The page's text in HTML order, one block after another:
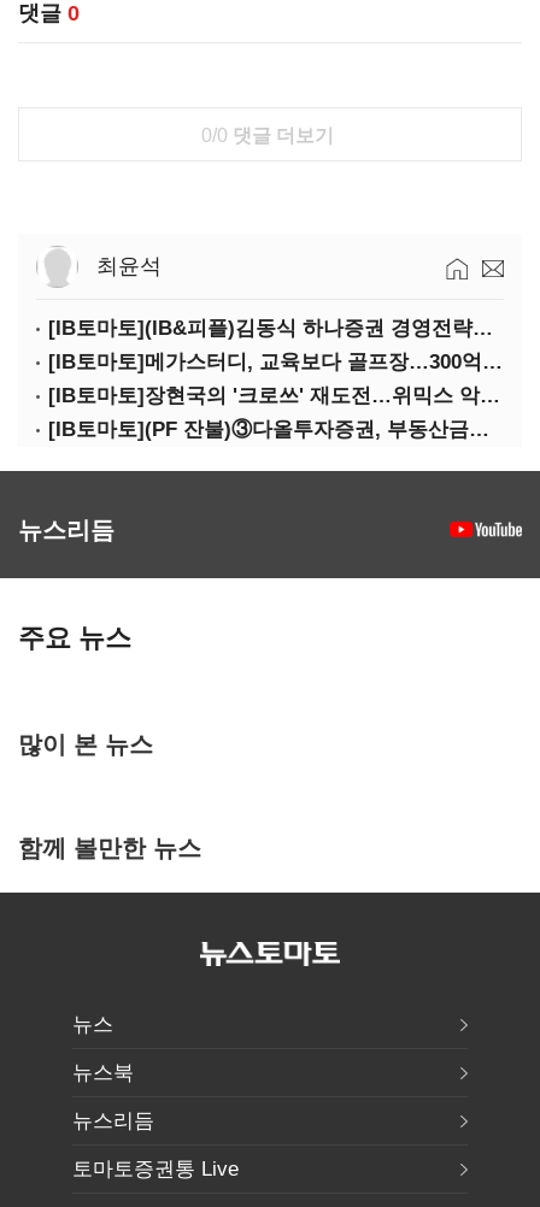
댓글 0
0/0 댓글 더보기
최윤석
[IB토마토](IB&피플)김동식 하나증권 경영전략본부장
[IB토마토]메가스터디, 교육보다 골프장…300억 대여 뒤 보증 리스크
[IB토마토]장현국의 '크로쓰' 재도전…위믹스 악몽 지울 수 있나
[IB토마토](PF 잔불)③다올투자증권, 부동산금융 줄였지만 정상화는 진행형
뉴스리듬
주요 뉴스
많이 본 뉴스
함께 볼만한 뉴스
뉴스
뉴스북
뉴스리듬
토마토증권통 Live